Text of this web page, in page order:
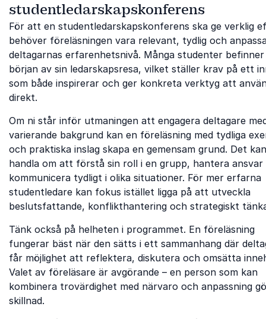
studentledarskapskonferens
För att en studentledarskapskonferens ska ge verklig
behöver föreläsningen vara relevant, tydlig och
deltagarnas erfarenhetsnivå. Många studenter befinner
början av sin ledarskapsresa, vilket ställer krav på ett
som både inspirerar och ger konkreta verktyg att
direkt.
Om ni står inför utmaningen att engagera deltagare
varierande bakgrund kan en föreläsning med tydliga
och praktiska inslag skapa en gemensam grund. Det kan
handla om att förstå sin roll i en grupp, hantera ansvar
kommunicera tydligt i olika situationer. För mer erfarna
studentledare kan fokus istället ligga på att utveckla
beslutsfattande, konflikthantering och strategiskt
Tänk också på helheten i programmet. En föreläsning
fungerar bäst när den sätts i ett sammanhang där
får möjlighet att reflektera, diskutera och omsätta
Valet av föreläsare är avgörande – en person som kan
kombinera trovärdighet med närvaro och anpassning
skillnad.